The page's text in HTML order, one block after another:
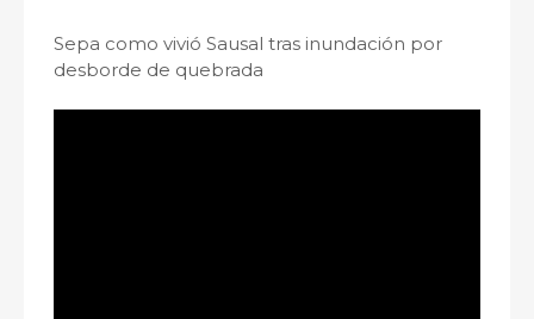
Sepa como vivió Sausal tras inundación por
desborde de quebrada